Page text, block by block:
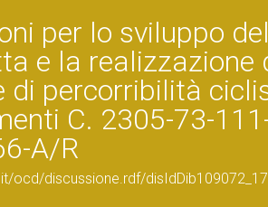
per lo sviluppo
e la realizzazione
di percorribilità
C. 2305-73-
A/R
ocd/discussione.rdf/disIdDib109072_17